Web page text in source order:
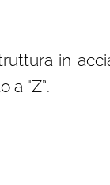
in
“Z”.